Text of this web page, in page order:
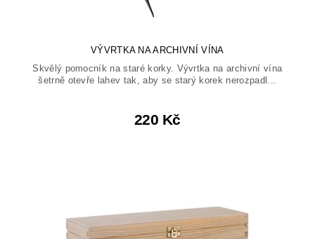
VÝVRTKA NA ARCHIVNÍ VÍNA
Skvělý pomocník na staré korky. Vývrtka na archivní vína
šetrně otevře lahev tak, aby se starý korek nerozpadl...
220 Kč